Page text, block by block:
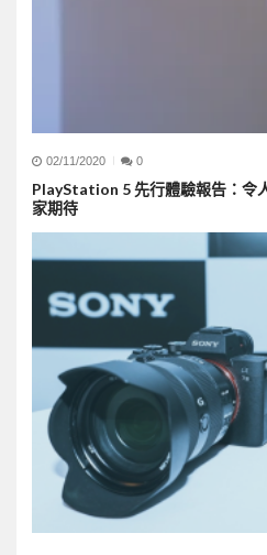
02/11/2020 0
PlayStation 5 先行體驗報告：令
家期待